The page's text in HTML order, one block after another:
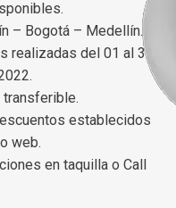
– Bogotá – Medellín.
realizadas del 01 al 31
transferible.
establecidos
web.
en taquilla o Call